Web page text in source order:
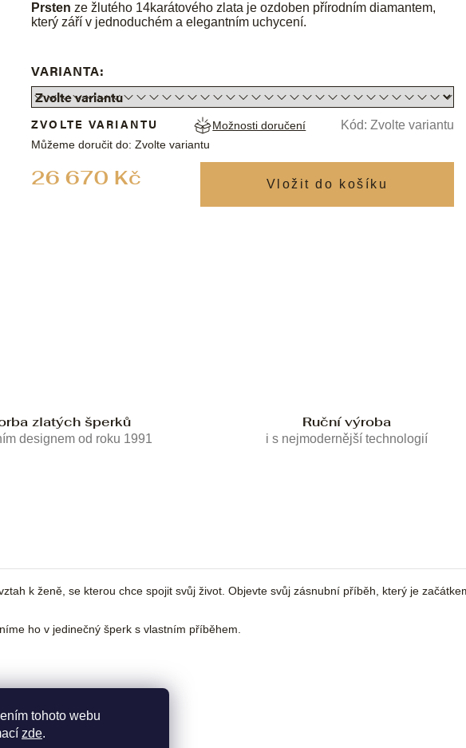
tohoto webu
zde.
Prsten ze žlutého 14karátového zlata je ozdoben přírodním diamantem,
který září v jednoduchém a elegantním uchycení.
VARIANTA:
26 670 Kč
ZVOLTE VARIANTU
Můžeme doručit do: Zvolte variantu
Možnosti doručení Kód: Zvolte variantu
zlatých šperků
designem od roku 1991
Ruční výroba
i s nejmodernější technologií
k ženě, se kterou chce spojit svůj život. Objevte svůj zásnubní příběh, který je
ho v jedinečný šperk s vlastním příběhem.